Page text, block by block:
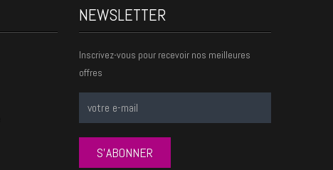
NEWSLETTER
Inscrivez-vous pour recevoir nos meilleures
offres
S'ABONNER